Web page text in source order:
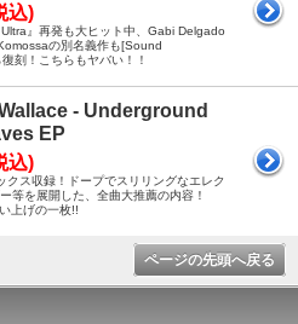
込)
』再発も大ヒット中、Gabi Delgado
の別名義作も[Sound
刻！こちらもヤバい！！
- Underground
EP
込)
クス収録！ドープでスリリングなエレク
等を展開した、全曲大推薦の内容！
上げの一枚!!
ページの先頭へ戻る